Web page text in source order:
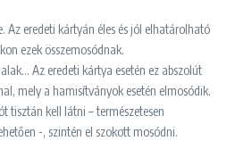
Az eredeti kártyán éles és jól elhatárolható
ezek összemosódnak.
Az eredeti kártya esetén ez abszolút
mely a hamisítványok esetén elmosódik.
tisztán kell látni – természetesen
-, szintén el szokott mosódni.